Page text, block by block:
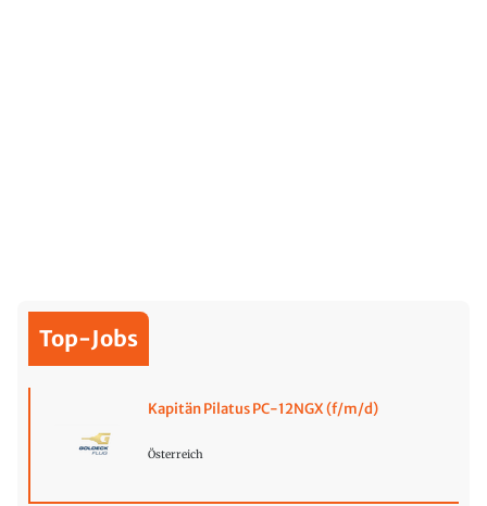
Top-Jobs
Kapitän Pilatus PC-12NGX (f/m/d)
Österreich